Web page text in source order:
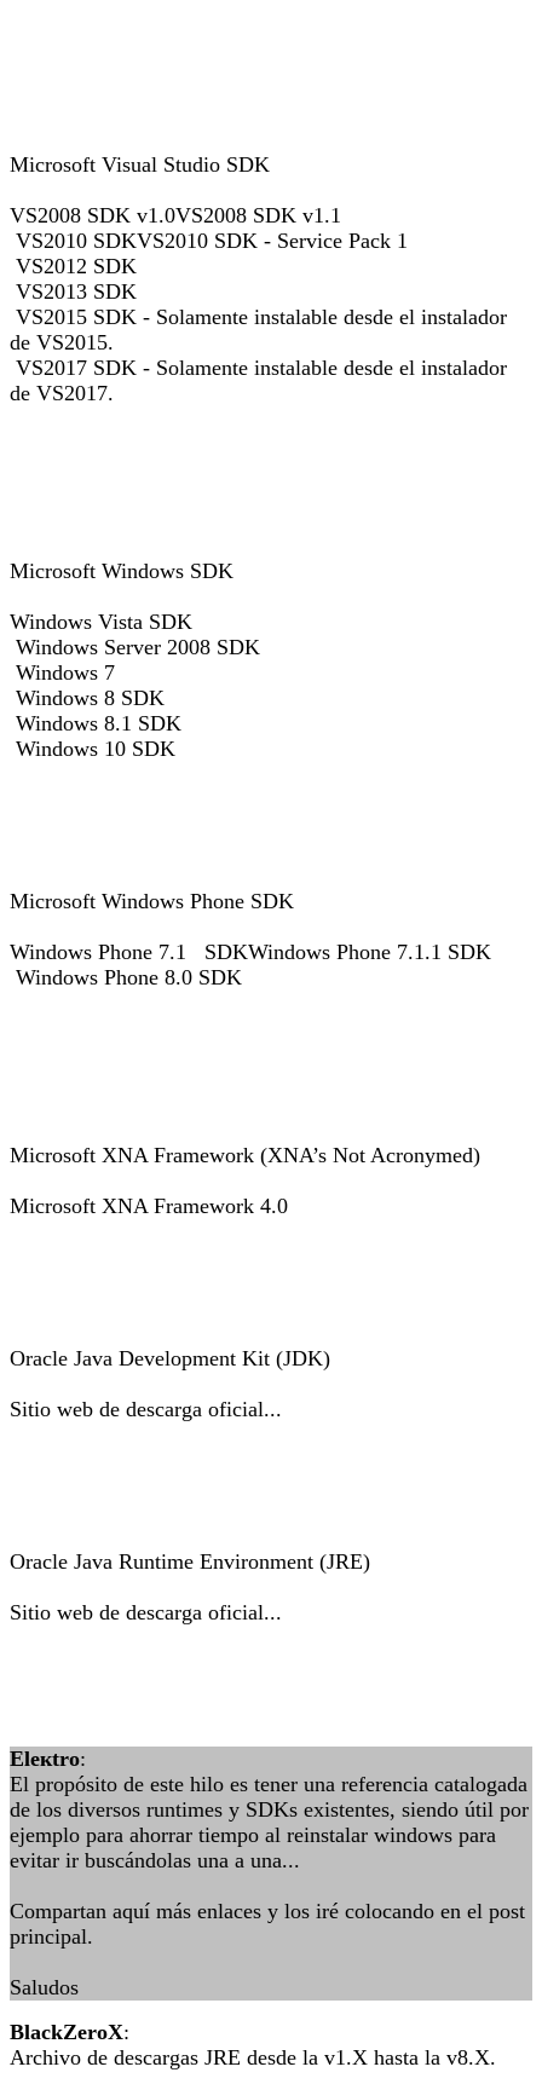
Microsoft Visual Studio SDK
VS2008 SDK v1.0VS2008 SDK v1.1
VS2010 SDKVS2010 SDK - Service Pack 1
VS2012 SDK
VS2013 SDK
VS2015 SDK - Solamente instalable desde el instalador
de VS2015.
VS2017 SDK - Solamente instalable desde el instalador
de VS2017.
Microsoft Windows SDK
Windows Vista SDK
Windows Server 2008 SDK
Windows 7
Windows 8 SDK
Windows 8.1 SDK
Windows 10 SDK
Microsoft Windows Phone SDK
Windows Phone 7.1 SDKWindows Phone 7.1.1 SDK
Windows Phone 8.0 SDK
Microsoft XNA Framework (XNA’s Not Acronymed)
Microsoft XNA Framework 4.0
Oracle Java Development Kit (JDK)
Sitio web de descarga oficial...
Oracle Java Runtime Environment (JRE)
Sitio web de descarga oficial...
Eleкtro:
El propósito de este hilo es tener una referencia catalogada
de los diversos runtimes y SDKs existentes, siendo útil por
ejemplo para ahorrar tiempo al reinstalar windows para
evitar ir buscándolas una a una...
Compartan aquí más enlaces y los iré colocando en el post
principal.
Saludos
BlackZeroX:
Archivo de descargas JRE desde la v1.X hasta la v8.X.